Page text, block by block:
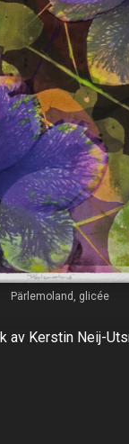
Pärlemoland, glicée